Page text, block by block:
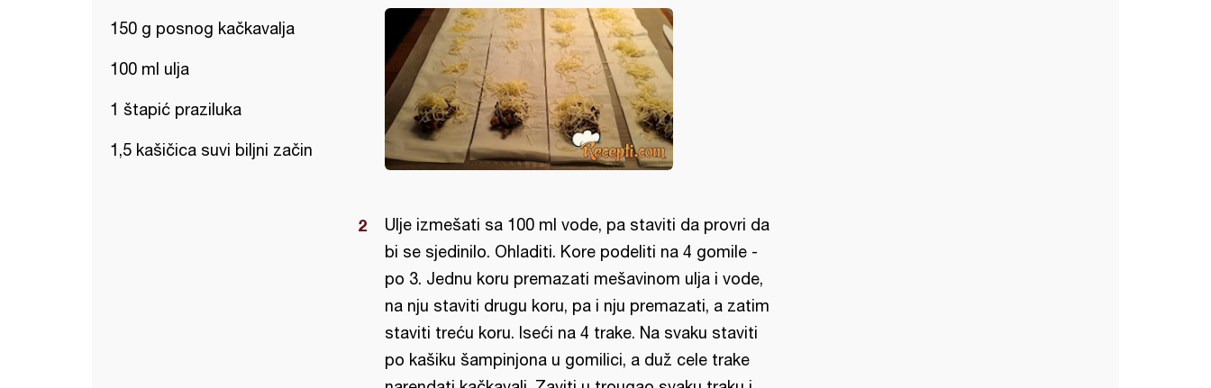
150 g posnog kačkavalja
100 ml ulja
1 štapić praziluka
1,5 kašičica suvi biljni začin
Ulje izmešati sa 100 ml vode, pa staviti da provri da
bi se sjedinilo. Ohladiti. Kore podeliti na 4 gomile -
po 3. Jednu koru premazati mešavinom ulja i vode,
na nju staviti drugu koru, pa i nju premazati, a zatim
staviti treću koru. Iseći na 4 trake. Na svaku staviti
po kašiku šampinjona u gomilici, a duž cele trake